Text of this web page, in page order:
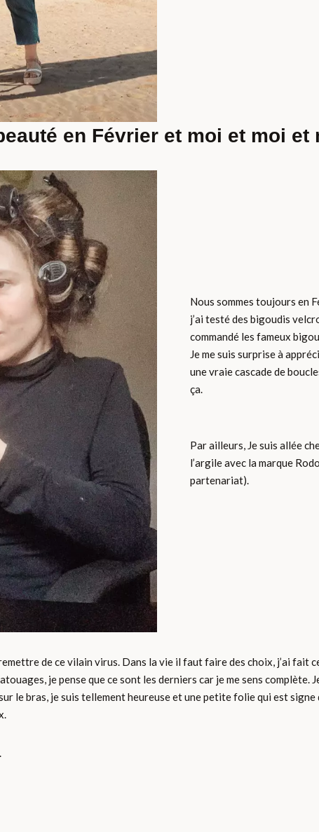
en Février et moi et moi et
Nous sommes toujours en
j’ai testé des bigoudis
commandé les fameux
Je me suis surprise à
une vraie cascade de
ça.
Par ailleurs, Je suis allée
l’argile avec la marque
partenariat).
de ce vilain virus. Dans la vie il faut faire des choix, j’ai fait
je pense que ce sont les derniers car je me sens complète.
le bras, je suis tellement heureuse et une petite folie qui est